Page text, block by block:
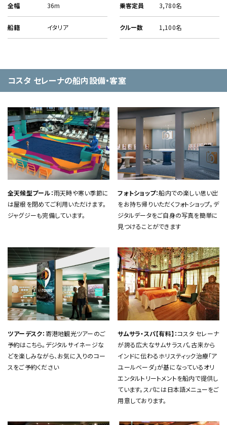
全幅 36m
船籍 イタリア
乗客定員 3,780名
クルー数 1,100名
コスタ セレーナの船内設備・客室
全天候型プール：雨天時や寒い季節に
は屋根を閉めてご利用いただけます。
ジャグジーも完備しています。
フォトショップ：船内での楽しい思い出
をお持ち帰りいただくフォトショップ。デ
ジタルデータをご自身の写真を簡単に
見つけることができます
ツアーデスク： 寄港地観光ツアーのご
予約はこちら。デジタルサイネージな
どを楽しみながら、お気に入りのコー
スをご予約ください
サムサラ・スパ【有料】：コスタ セレーナ
が誇る広大なサムサラスパ。古来から
インドに伝わるホリスティック治療「ア
ユールベーダ」が基になっているオリ
エンタルトリートメントを船内で提供し
ています。スパには日本語メニューをご
用意しております。